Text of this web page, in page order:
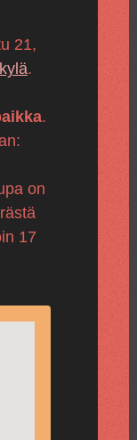
21,
.
.
on
17